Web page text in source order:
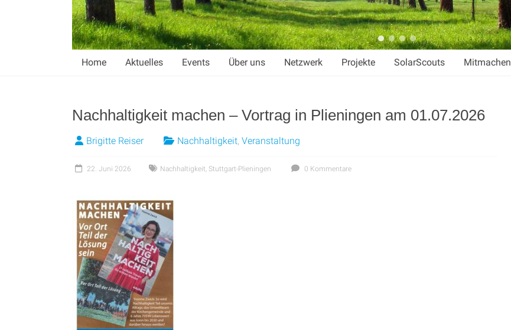
Home Aktuelles Events Über uns Netzwerk Projekte SolarScouts Mitmachen
Nachhaltigkeit machen – Vortrag in Plieningen am 01.07.2026
Brigitte Reiser Nachhaltigkeit, Veranstaltung
22. Juni 2026 Nachhaltigkeit, Stuttgart-Plieningen 0 Kommentare